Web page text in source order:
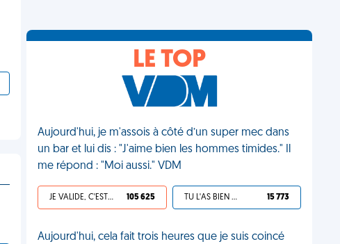
LE TOP
Aujourd'hui, je m'assois à côté d’un super mec dans
un bar et lui dis : "J'aime bien les hommes timides." Il
me répond : "Moi aussi." VDM
JE VALIDE, C'EST UNE VDM 105 625 TU L'AS BIEN MÉRITÉ 15 773
Aujourd'hui, cela fait trois heures que je suis coincé